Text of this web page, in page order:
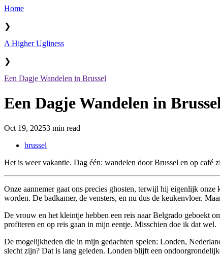
Home
❯
A Higher Ugliness
❯
Een Dagje Wandelen in Brussel
Een Dagje Wandelen in
Oct 19, 20253 min read
brussel
Het is weer vakantie. Dag één: wandelen door Brussel en op café
Onze aannemer gaat ons precies ghosten, terwijl hij eigenlijk
worden. De badkamer, de vensters, en nu dus de keukenvloer.
De vrouw en het kleintje hebben een reis naar Belgrado geboekt
profiteren en op reis gaan in mijn eentje. Misschien doe ik dat wel.
De mogelijkheden die in mijn gedachten spelen: Londen,
slecht zijn? Dat is lang geleden. Londen blijft een